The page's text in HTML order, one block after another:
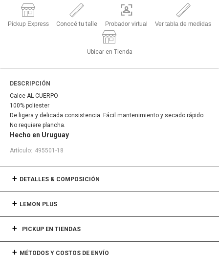
Pickup Express Conocé tu talle Probador virtual Ver tabla de medidas
Ubicar en Tienda
DESCRIPCIÓN
Calce AL CUERPO
100% poliester
De ligera y delicada consistencia. Fácil mantenimiento y secado rápido.
No requiere plancha.
Hecho en Uruguay
495501-18
DETALLES & COMPOSICIÓN
LEMON PLUS
PICKUP EN TIENDAS
MÉTODOS Y COSTOS DE ENVÍO